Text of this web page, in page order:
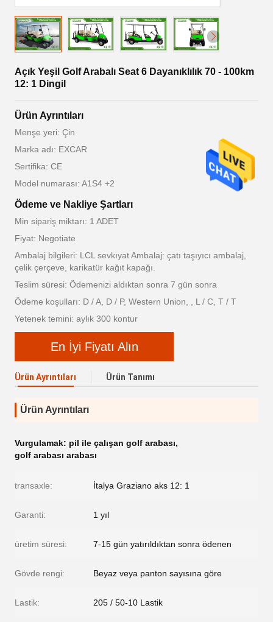
Açık Yeşil Golf Arabalı Seat 6 Dayanıklılık 70 - 100km
12: 1 Dingil
Ürün Ayrıntıları
Menşe yeri: Çin
Marka adı: EXCAR
Sertifika: CE
Model numarası: A1S4 +2
Ödeme ve Nakliye Şartları
Min sipariş miktarı: 1 ADET
Fiyat: Negotiate
Ambalaj bilgileri: LCL sevkıyat Ambalaj: çatı taşıyıcı ambalaj,
çelik çerçeve, karikatür kağıt kapağı.
Teslim süresi: Ödemenizi aldıktan sonra 7 gün sonra
Ödeme koşulları: D / A, D / P, Western Union, , L / C, T / T
Yetenek temini: aylık 300 kontur
En İyi Fiyatı Alın
Ürün Ayrıntıları Ürün Tanımı
Ürün Ayrıntıları
Vurgulamak: pil ile çalışan golf arabası,
golf arabası arabası
transaxle: İtalya Graziano aks 12: 1
Garanti: 1 yıl
üretim süresi: 7-15 gün yatırıldıktan sonra ödenen
Gövde rengi: Beyaz veya panton sayısına göre
Lastik: 205 / 50-10 Lastik